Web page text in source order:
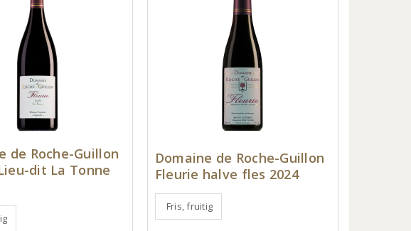
de Roche-Guillon
dit La Tonne
Domaine de Roche-Guillon
Fleurie halve fles 2024
Fris, fruitig